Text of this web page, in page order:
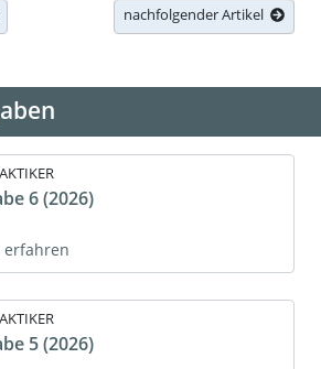
nachfolgender Artikel
6 (2026)
erfahren
5 (2026)